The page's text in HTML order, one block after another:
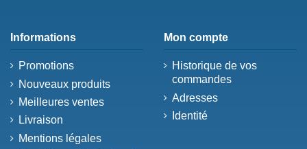
Informations
Promotions
Nouveaux produits
Meilleures ventes
Livraison
Mentions légales
Mon compte
Historique de vos
commandes
Adresses
Identité